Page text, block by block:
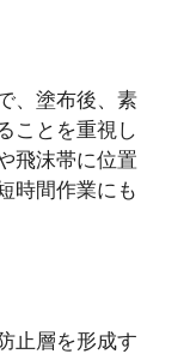
、塗布後、素
ことを重視し
飛沫帯に位置
時間作業にも
止層を形成す